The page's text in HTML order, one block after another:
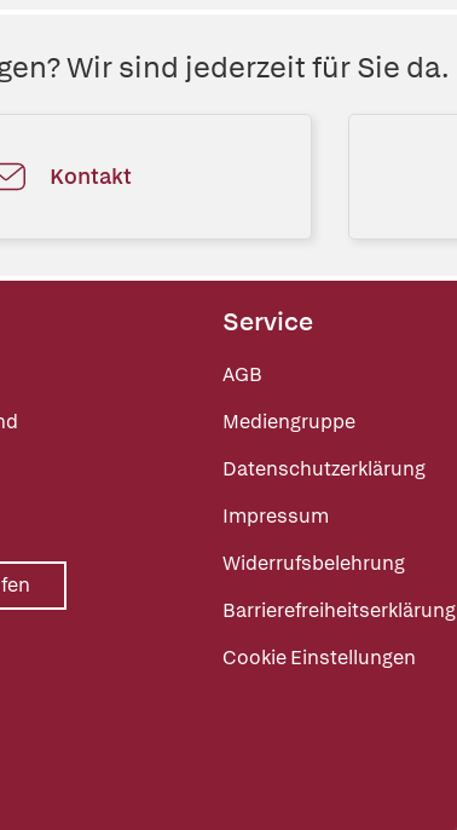
Wir sind jederzeit für Sie da.
Kontakt
Service
AGB
Mediengruppe
Datenschutzerklärung
Impressum
Widerrufsbelehrung
Barrierefreiheitserklärung
Cookie Einstellungen